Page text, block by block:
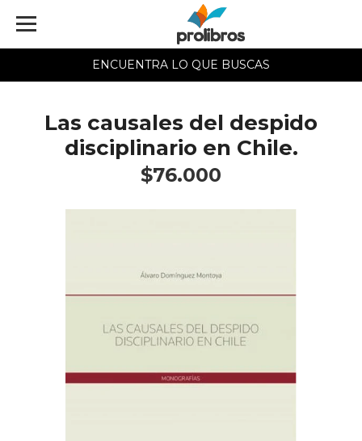
ENCUENTRA LO QUE BUSCAS
Las causales del despido
disciplinario en Chile.
$76.000